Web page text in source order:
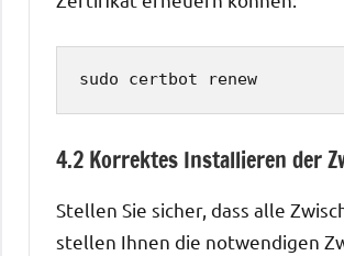
sudo certbot renew
4.2 Korrektes Installieren der
Stellen Sie sicher, dass alle
stellen Ihnen die notwendigen